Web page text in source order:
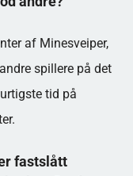
af Minesveiper,
spillere på det
tid på
fastslått